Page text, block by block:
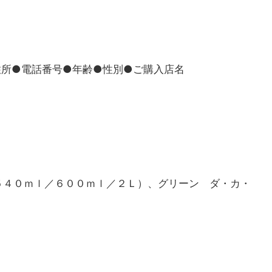
●電話番号●年齢●性別●ご購入店名
０ｍｌ／６００ｍｌ／２Ｌ）、グリーン ダ・カ・